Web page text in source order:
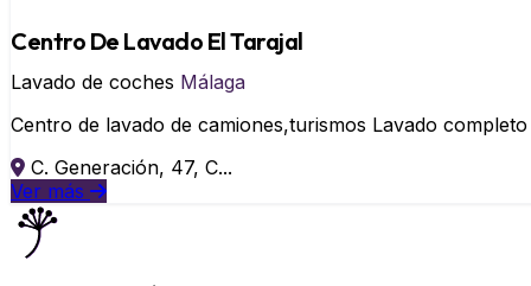
Centro De Lavado El Tarajal
Lavado de coches Málaga
Centro de lavado de camiones,turismos Lavado
C. Generación, 47, C...
Ver más